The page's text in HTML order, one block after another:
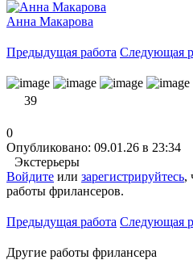
Анна Макарова
Предыдущая работа Следующая
39
0
Опубликовано: 09.01.26 в 23:34
Экстерьеры
Войдите или зарегистрируйтесь,
работы фрилансеров.
Предыдущая работа Следующая
Другие работы фрилансера